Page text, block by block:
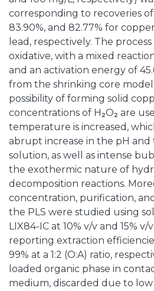
corresponding to recoveries of
83.90%, and 82.77% for
lead, respectively. The
oxidative, with a mixed
and an activation energy of
from the shrinking core
possibility of forming solid
concentrations of H₂O₂ are
temperature is increased,
abrupt increase in the pH
solution, as well as intense
the exothermic nature of
decomposition reactions.
concentration, purification,
the PLS were studied using
LIX84-IC at 10% v/v and 15%
reporting extraction
99% at a 1:2 (O:A) ratio,
loaded organic phase in
medium, discarded due to low